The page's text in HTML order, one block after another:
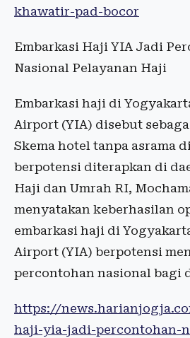
khawatir-pad-bocor
Embarkasi Haji YIA Jadi
Nasional Pelayanan Haji
Embarkasi haji di
Airport (YIA) disebut
Skema hotel tanpa asrama
berpotensi diterapkan di
Haji dan Umrah RI,
menyatakan keberhasilan
embarkasi haji di
Airport (YIA) berpotensi
percontohan nasional bagi
https://
haji-yia-jadi-percontohan-